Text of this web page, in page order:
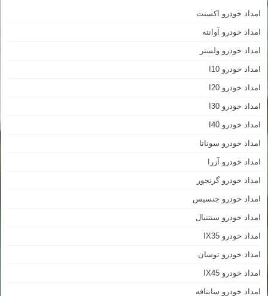
امداد خودرو اکسنت
امداد خودرو آوانته
امداد خودرو ولستر
امداد خودرو I10
امداد خودرو I20
امداد خودرو I30
امداد خودرو I40
امداد خودرو سوناتا
امداد خودرو آزرا
امداد خودرو گرنجور
امداد خودرو جنسیس
امداد خودرو سنتنیال
امداد خودرو IX35
امداد خودرو توسان
امداد خودرو IX45
امداد خودرو سانتافه